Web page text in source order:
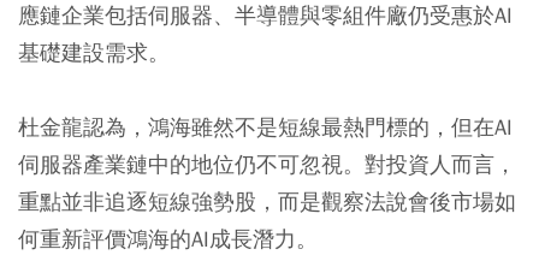
應鏈企業包括伺服器、半導體與零組件廠仍受惠於AI
基礎建設需求。
杜金龍認為，鴻海雖然不是短線最熱門標的，但在AI
伺服器產業鏈中的地位仍不可忽視。對投資人而言，
重點並非追逐短線強勢股，而是觀察法說會後市場如
何重新評價鴻海的AI成長潛力。